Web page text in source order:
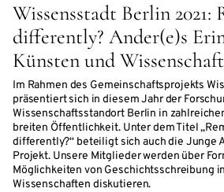
Wissensstadt Berlin 2021:
differently? Ander(e)s
Künsten und
Im Rahmen des Gemeinschaftsprojekts
präsentiert sich in diesem Jahr der
Wissenschaftsstandort Berlin in
breiten Öffentlichkeit. Unter dem Titel
differently?“ beteiligt sich auch die Junge
Projekt. Unsere Mitglieder werden über
Möglichkeiten von Geschichtsschreibung
Wissenschaften diskutieren.